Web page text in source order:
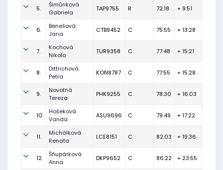
5.
Šimůnková
Gabriela
TAP9755 R 72:18 + 9:51
6.
Benešová
Jana
CTB9452 C 75:55 + 13:28
7.
Kochová
Nikola
TUR9358 C 77:48 + 15:21
8.
Dittrichová
Petra
KON8787 C 77:55 + 15:28
9.
Novotná
Tereza
PHK9255 C 78:30 + 16:03
10.
Hošeková
Vanda
ASU9696 C 79:49 + 17:22
11.
Michálková
Renata
LCE8151 C 82:03 + 19:36
12.
Šňupárková
Anna
DKP9652 C 86:22 + 23:55